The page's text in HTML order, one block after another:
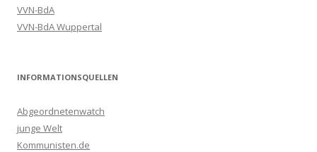
VVN-BdA
VVN-BdA Wuppertal
INFORMATIONSQUELLEN
Abgeordnetenwatch
junge Welt
Kommunisten.de